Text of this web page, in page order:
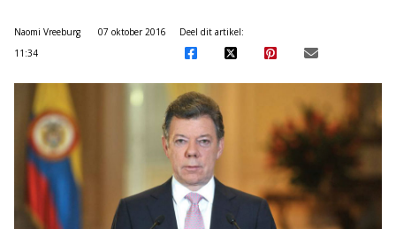
Naomi Vreeburg
07 oktober 2016
11:34
Deel dit artikel: